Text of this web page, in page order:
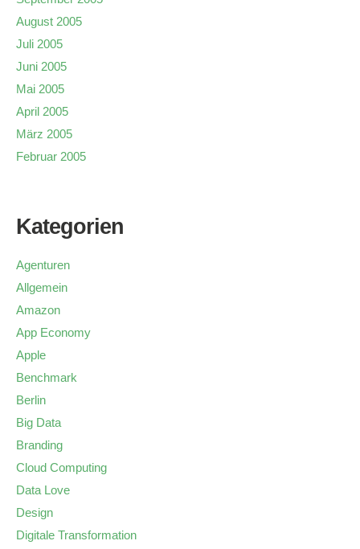
August 2005
Juli 2005
Juni 2005
Mai 2005
April 2005
März 2005
Februar 2005
Kategorien
Agenturen
Allgemein
Amazon
App Economy
Apple
Benchmark
Berlin
Big Data
Branding
Cloud Computing
Data Love
Design
Digitale Transformation